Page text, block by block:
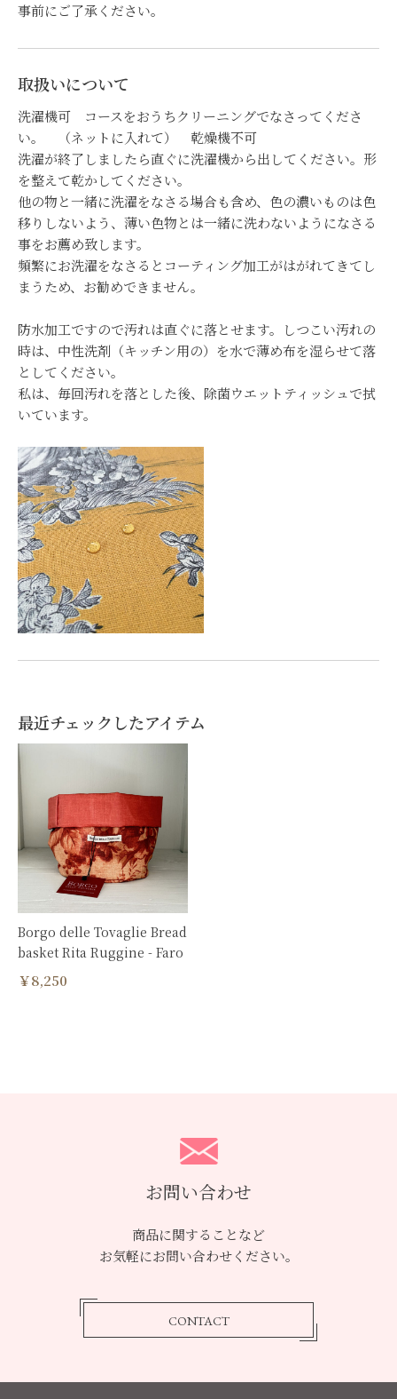
事前にご了承ください。
取扱いについて
洗濯機可 コースをおうちクリーニングでなさってくださ
い。 （ネットに入れて） 乾燥機不可
洗濯が終了しましたら直ぐに洗濯機から出してください。形
を整えて乾かしてください。
他の物と一緒に洗濯をなさる場合も含め、色の濃いものは色
移りしないよう、薄い色物とは一緒に洗わないようになさる
事をお薦め致します。
頻繁にお洗濯をなさるとコーティング加工がはがれてきてし
まうため、お勧めできません。
防水加工ですので汚れは直ぐに落とせます。しつこい汚れの
時は、中性洗剤（キッチン用の）を水で薄め布を湿らせて落
としてください。
私は、毎回汚れを落とした後、除菌ウエットティッシュで拭
いています。
最近チェックしたアイテム
Borgo delle Tovaglie Bread
basket Rita Ruggine - Faro
￥8,250
お問い合わせ
商品に関することなど
お気軽にお問い合わせください。
CONTACT